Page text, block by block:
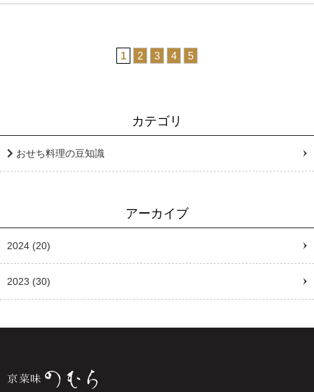
1 2 3 4 5
カテゴリ
おせち料理の豆知識
アーカイブ
2024 (20)
2023 (30)